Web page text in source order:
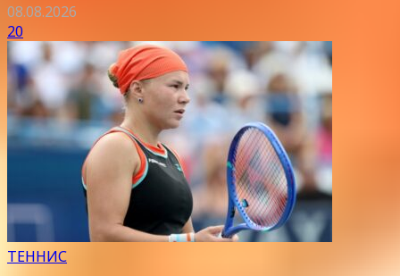
08.08.2026
20
ТЕННИС